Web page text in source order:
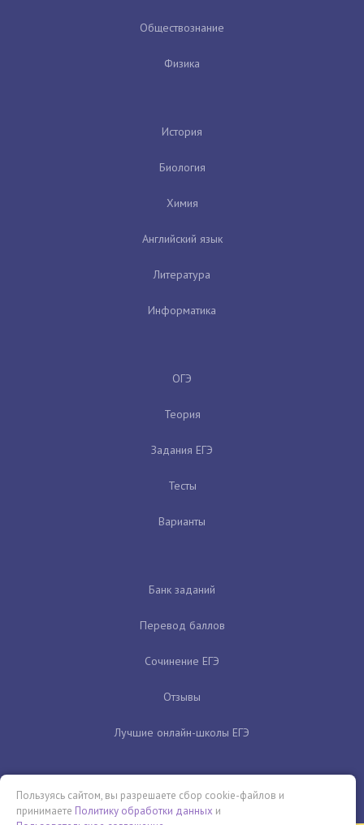
Обществознание
Физика
История
Биология
Химия
Английский язык
Литература
Информатика
ОГЭ
Теория
Задания ЕГЭ
Тесты
Варианты
Банк заданий
Перевод баллов
Сочинение ЕГЭ
Отзывы
Лучшие онлайн-школы ЕГЭ
Пользуясь сайтом, вы разрешаете сбор cookie-файлов и
принимаете Политику обработки данных и